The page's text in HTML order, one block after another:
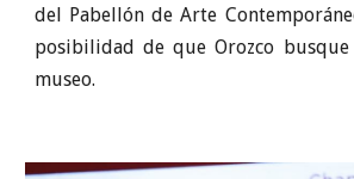
del Pabellón de Arte
posibilidad de que Orozco
museo.